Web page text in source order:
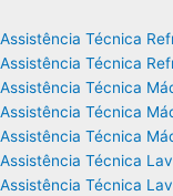
Assistência Técnica
Assistência Técnica
Assistência Técnica
Assistência Técnica
Assistência Técnica
Assistência Técnica
Assistência Técnica